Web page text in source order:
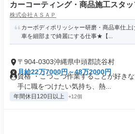
カーコーティング・商品施工スタッ
株式会社ＡＳＡＰ
カーボディポリッシャー研磨・商品車仕
車を細部まで綺麗にする仕事★【...
〒904-0303沖縄県中頭郡読谷村
月給22万7000円～48万2000円
資格 ・こつこつ作業することが好き
手に職をつけたい気持ち、熱...
年間休日120日以上 +12個